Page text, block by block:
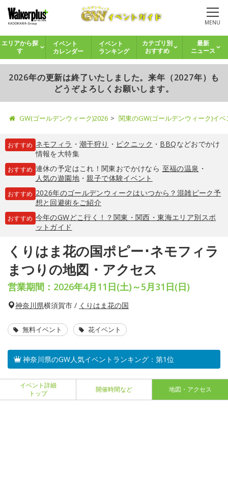
MENU
エリアから探
す
イベント
カレンダー
イベント
ランキング
カテゴリ別
おすすめ
最新
ニュース
2026年の更新は終了いたしました。来年（2027年）も
どうぞよろしくお願いします。
GW(ゴールデンウィーク)2026 関東のGW(ゴールデンウィーク)イ
おすすめ ネモフィラ ・ 潮干狩り ・ ピクニック ・ BBQなどおでかけ
情報を大特集
おすすめ 連休の予定はこれ！関東おでかけなら 至福の温泉 ・
人気の遊園地・親子で体験イベント
おすすめ 2026年のゴールデンウィークはいつから？混雑ピーク予
想と回避術をご紹介
おすすめ 今年のGWどこ行く！？関東・関西・東海エリア別スポ
ットガイド
くりはま花の国ポピー･ネモフィラ
まつりの地図・アクセス
営業期間：2026年4月11日(土)～5月31日(日)
神奈川県横須賀市 / くりはま花の国
無料イベント 花イベント
神奈川県のGW人気イベントランキング：第1位
イベント詳細
トップ
開催時間など 地図・アクセス